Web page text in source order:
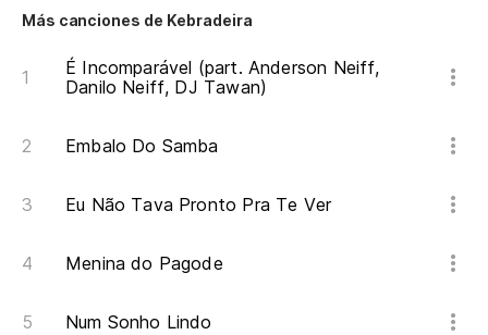
Más canciones de Kebradeira
É Incomparável (part. Anderson Neiff,
Danilo Neiff, DJ Tawan)
Embalo Do Samba
Eu Não Tava Pronto Pra Te Ver
Menina do Pagode
Num Sonho Lindo